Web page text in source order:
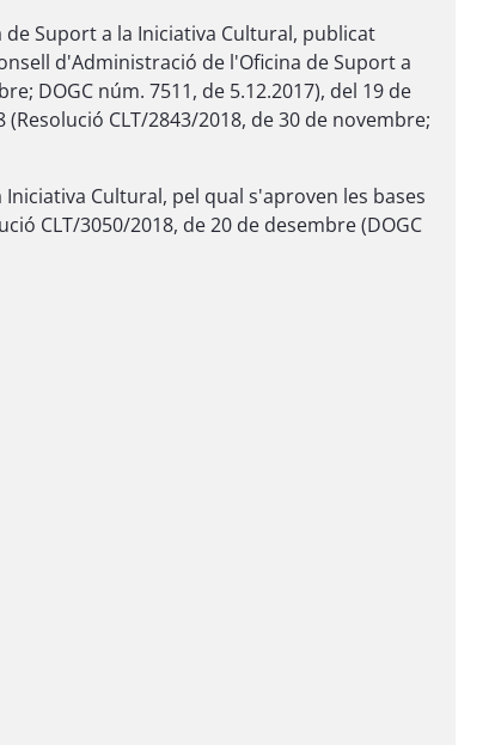
Suport a la Iniciativa Cultural, publicat
d'Administració de l'Oficina de Suport a
DOGC núm. 7511, de 5.12.2017), del 19 de
CLT/2843/2018, de 30 de novembre;
Cultural, pel qual s'aproven les bases
CLT/3050/2018, de 20 de desembre (DOGC